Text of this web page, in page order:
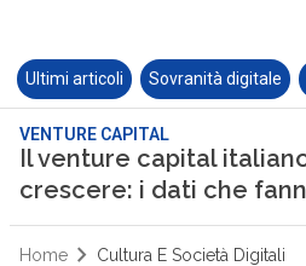
Ultimi articoli Sovranità digitale
VENTURE CAPITAL
Il venture capital
crescere: i dati che
Home Cultura E Società Digitali